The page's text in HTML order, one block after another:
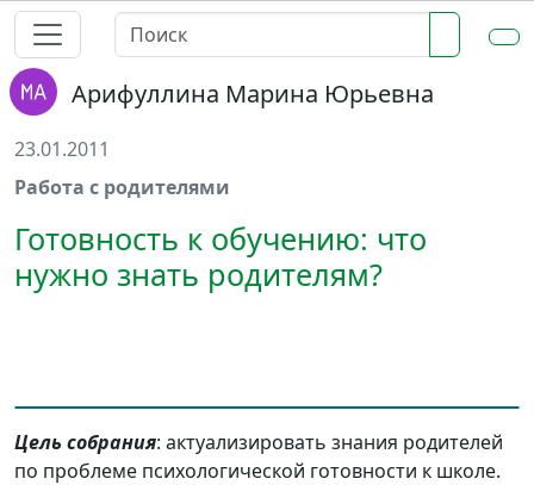
Арифуллина Марина Юрьевна
23.01.2011
Работа с родителями
Готовность к обучению: что
нужно знать родителям?
Цель собрания: актуализировать знания родителей
по проблеме психологической готовности к школе.